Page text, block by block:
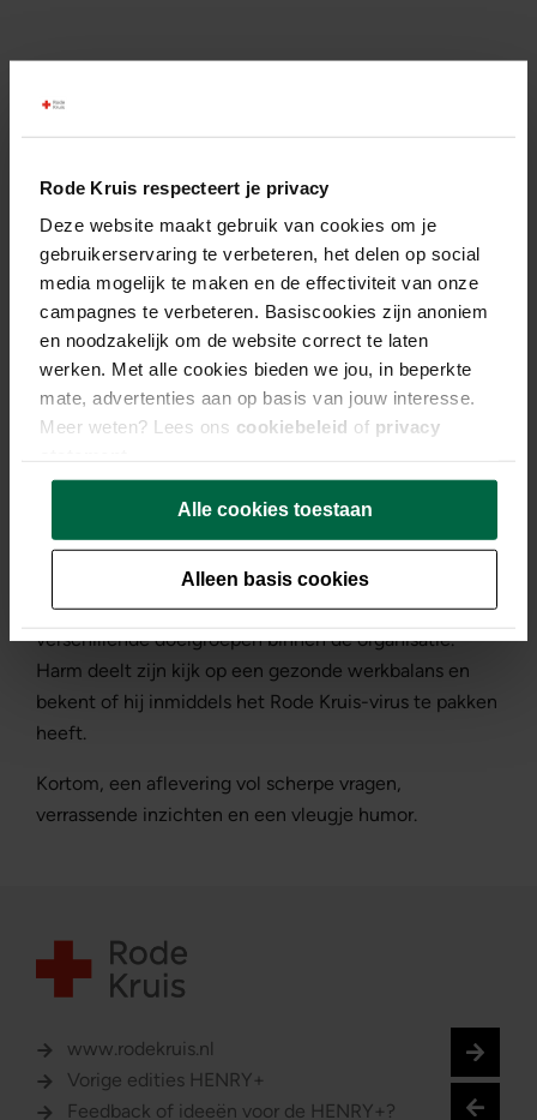
Rode Kruis respecteert je privacy
Deze website maakt gebruik van cookies om je
gebruikerservaring te verbeteren, het delen op social
media mogelijk te maken en de effectiviteit van onze
campagnes te verbeteren. Basiscookies zijn anoniem
en noodzakelijk om de website correct te laten
werken. Met alle cookies bieden we jou, in beperkte
mate, advertenties aan op basis van jouw interesse.
Meer weten? Lees ons cookiebeleid of privacy
Alle cookies toestaan
Alleen basis cookies
verrassende inzichten
In deze tweede aflevering van de serie‘Hoe zit dit?’
zijn mt-leden Harm Goossens, Anna-Vera van
Tubergen, Suzanne Segaar en Jane Chin-A-Fo
aanwezig. We komen er opnieuw achter wat hun
favoriete eten is en ze beantwoorden diverse vragen
van Rode Kruisers.
organisatie: de hulpverlening of de financiën?
Suzanne deelt de belangrijkste lessen uit de
coronaperiode en vertelt hoe paraat we zijn voor een
mogelijke toekomstige crisis. Daarnaast gaat Anna-
Vera in op de digitale toegankelijkheid voor de
verschillende doelgroepen binnen de organisatie.
Harm deelt zijn kijk op een gezonde werkbalans en
bekent of hij inmiddels het Rode Kruis-virus te pakken
heeft.
Kortom, een aflevering vol scherpe vragen,
verrassende inzichten en een vleugje humor.
www.rodekruis.nl
Vorige edities HENRY+
Feedback of ideeën voor de HENRY+?